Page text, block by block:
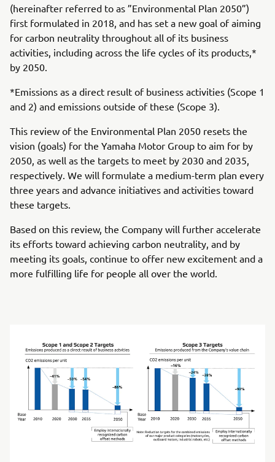
(hereinafter referred to as ”Environmental Plan 2050”)
first formulated in 2018, and has set a new goal of aiming
for carbon neutrality throughout all of its business
activities, including across the life cycles of its products,*
by 2050.
*Emissions as a direct result of business activities (Scope 1
and 2) and emissions outside of these (Scope 3).
This review of the Environmental Plan 2050 resets the
vision (goals) for the Yamaha Motor Group to aim for by
2050, as well as the targets to meet by 2030 and 2035,
respectively. We will formulate a medium-term plan every
three years and advance initiatives and activities toward
these targets.
Based on this review, the Company will further accelerate
its efforts toward achieving carbon neutrality, and by
meeting its goals, continue to offer new excitement and a
more fulfilling life for people all over the world.